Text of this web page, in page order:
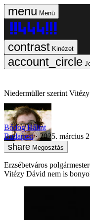
Menü
Kinézet
Niedermüller szerint
Bódog Bálint
Budapest
2025. március
Megosztás
Erzsébetváros
Vitézy Dávid nem is